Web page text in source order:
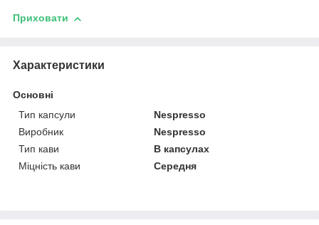
Приховати
Характеристики
Основні
Тип капсули
Nespresso
Виробник
Nespresso
Тип кави
В капсулах
Міцність кави
Середня